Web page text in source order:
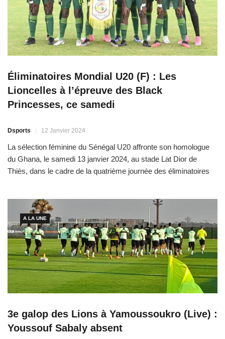
Éliminatoires Mondial U20 (F) : Les
Lioncelles à l’épreuve des Black
Princesses, ce samedi
Dsports 12 Janvier 2024
La sélection féminine du Sénégal U20 affronte son homologue
du Ghana, le samedi 13 janvier 2024, au stade Lat Dior de
Thiès, dans le cadre de la quatrième journée des éliminatoires
éliminatoires de […]
A LA UNE
3e galop des Lions à Yamoussoukro (Live) :
Youssouf Sabaly absent